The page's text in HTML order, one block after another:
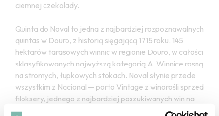
ciemnej czekolady.
Quinta do Noval to jedna z najbardziej rozpoznawalnych
quintas w Douro, z historią sięgającą 1715 roku. 145
hektarów tarasowych winnic w regionie Douro, w całości
sklasyfikowanych najwyższą kategorią A. Winnice rosną
na stromych, łupkowych stokach. Noval słynie przede
wszystkim z Nacional — porto Vintage z winorośli sprzed
filoksery, jednego z najbardziej poszukiwanych win na
świecie.